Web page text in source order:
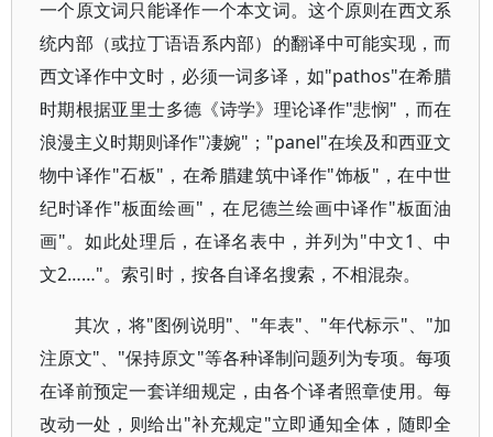
一个原文词只能译作一个本文词。这个原则在西文系
统内部（或拉丁语语系内部）的翻译中可能实现，而
西文译作中文时，必须一词多译，如"pathos"在希腊
时期根据亚里士多德《诗学》理论译作"悲悯"，而在
浪漫主义时期则译作"凄婉"；"panel"在埃及和西亚文
物中译作"石板"，在希腊建筑中译作"饰板"，在中世
纪时译作"板面绘画"，在尼德兰绘画中译作"板面油
画"。如此处理后，在译名表中，并列为"中文1、中
文2……"。索引时，按各自译名搜索，不相混杂。
其次，将"图例说明"、"年表"、"年代标示"、"加
注原文"、"保持原文"等各种译制问题列为专项。每项
在译前预定一套详细规定，由各个译者照章使用。每
改动一处，则给出"补充规定"立即通知全体，随即全